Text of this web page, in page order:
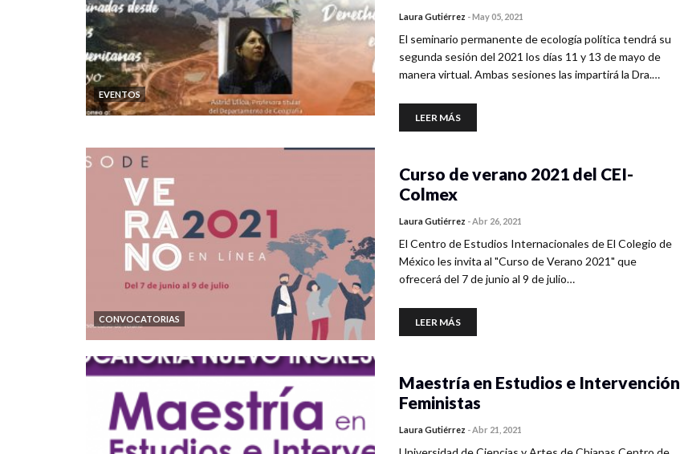
EVENTOS
Laura Gutiérrez -May 05, 2021
El seminario permanente de ecología política tendrá su
segunda sesión del 2021 los días 11 y 13 de mayo de
manera virtual. Ambas sesiones las impartirá la Dra.…
LEER MÁS
CONVOCATORIAS
Curso de verano 2021 del CEI-
Colmex
Laura Gutiérrez -Abr 26, 2021
El Centro de Estudios Internacionales de El Colegio de
México les invita al "Curso de Verano 2021" que
ofrecerá del 7 de junio al 9 de julio…
LEER MÁS
Maestría en Estudios e Intervención
Feministas
Laura Gutiérrez -Abr 21, 2021